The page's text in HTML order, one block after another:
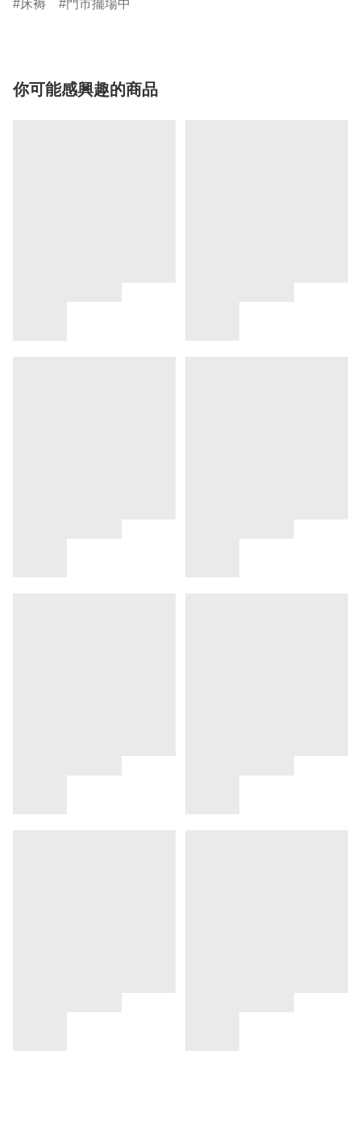
床褥 門市擺場中
你可能感興趣的商品